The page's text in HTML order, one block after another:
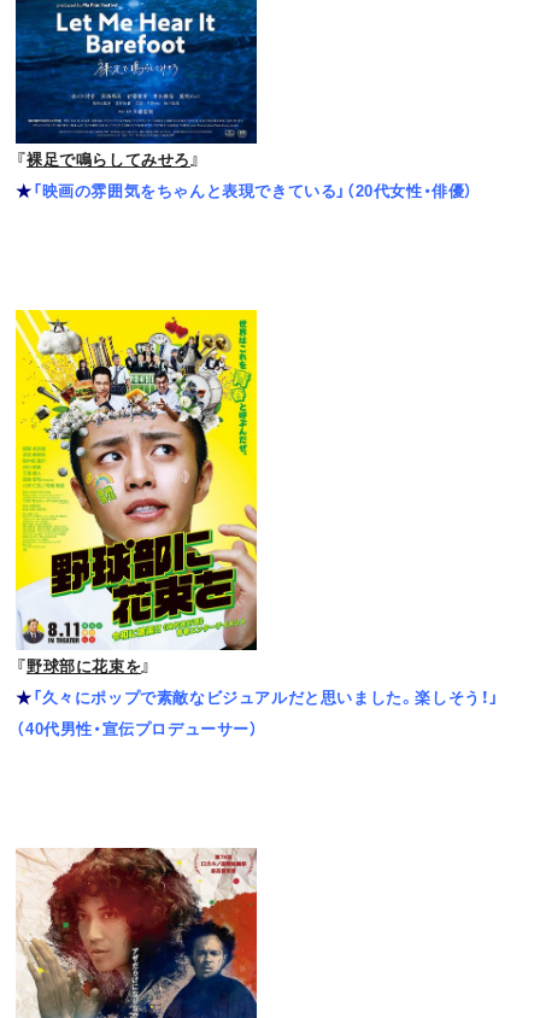
『裸足で鳴らしてみせろ 』
★「映画の雰囲気をちゃんと表現できている」（20代女性・俳優）
『野球部に花束を』
★「久々にポップで素敵なビジュアルだと思いました。楽しそう！」
（40代男性・宣伝プロデューサー）